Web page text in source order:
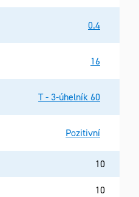
0.4
16
T - 3-úhelník 60
Pozitivní
10
10